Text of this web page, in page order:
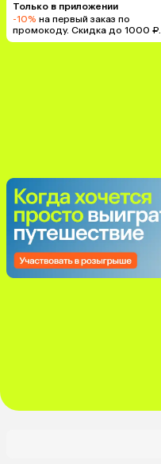
Только в приложении
-10% на первый заказ по
промокоду. Скидка до 1000 ₽.